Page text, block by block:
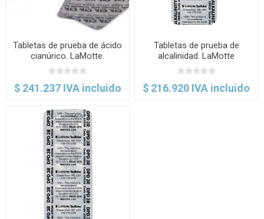
Tabletas de prueba de ácido
cianúrico. LaMotte.
$ 241.237 IVA incluido
Tabletas de prueba de
alcalinidad. LaMotte
$ 216.920 IVA incluido